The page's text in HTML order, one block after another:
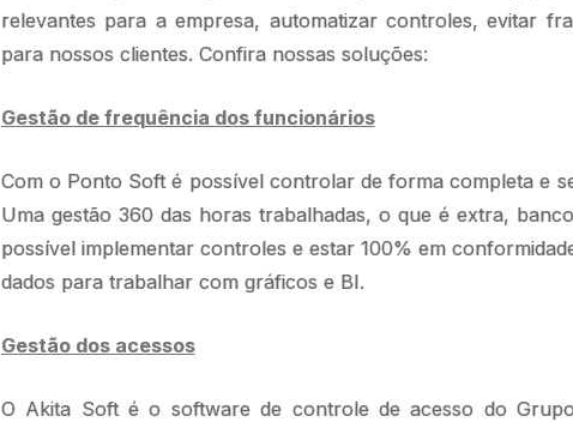
relevantes para a empresa, automatizar controles, evitar
para nossos clientes. Confira nossas soluções:
Gestão de frequência dos funcionários
Com o Ponto Soft é possível controlar de forma completa e
Uma gestão 360 das horas trabalhadas, o que é extra,
possível implementar controles e estar 100% em
dados para trabalhar com gráficos e BI.
Gestão dos acessos
O Akita Soft é o software de controle de acesso do